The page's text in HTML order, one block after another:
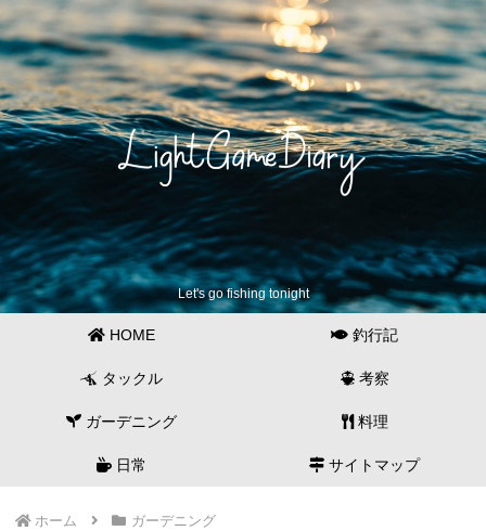
Let's go fishing tonight
HOME 釣行記
タックル 考察
ガーデニング 料理
日常 サイトマップ
ホーム ガーデニング